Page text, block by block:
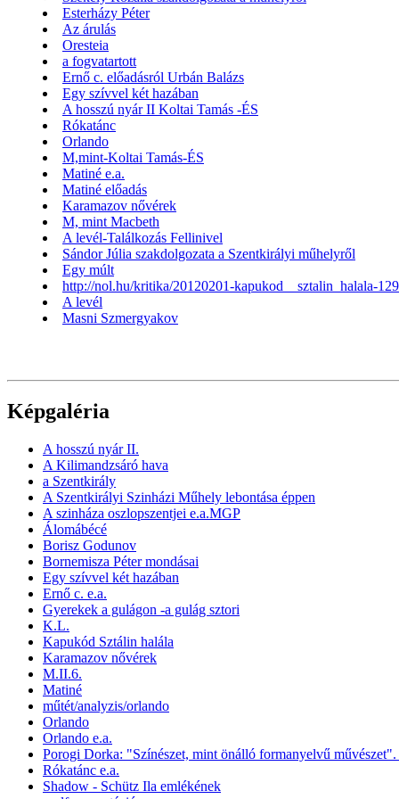
Esterházy Péter
Az árulás
Oresteia
a fogvatartott
Ernő c. előadásról Urbán Balázs
Egy szívvel két hazában
A hosszú nyár II Koltai Tamás -ÉS
Rókatánc
Orlando
M,mint-Koltai Tamás-ÉS
Matiné e.a.
Matiné előadás
Karamazov nővérek
M, mint Macbeth
A levél-Találkozás Fellinivel
Sándor Júlia szakdolgozata a Szentkirályi műhelyről
Egy múlt
http://nol.hu/kritika/20120201-kapukod__sztalin_halala-
A levél
Masni Szmergyakov
Képgaléria
A hosszú nyár II.
A Kilimandzsáró hava
a Szentkirály
A Szentkirályi Szinházi Műhely lebontása éppen
A szinháza oszlopszentjei e.a.MGP
Álomábécé
Borisz Godunov
Bornemisza Péter mondásai
Egy szívvel két hazában
Ernő c. e.a.
Gyerekek a gulágon -a gulág sztori
K.L.
Kapukód Sztálin halála
Karamazov nővérek
M.II.6.
Matiné
műtét/analyzis/orlando
Orlando
Orlando e.a.
Porogi Dorka: "Színészet, mint önálló formanyelvű
Rókatánc e.a.
Shadow - Schütz Ila emlékének